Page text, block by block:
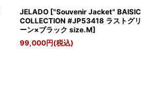
JELADO ["Souvenir Jacket" BAISIC
COLLECTION #JP53418 ラストグリ
ーン×ブラック size.M]
99,000円(税込)